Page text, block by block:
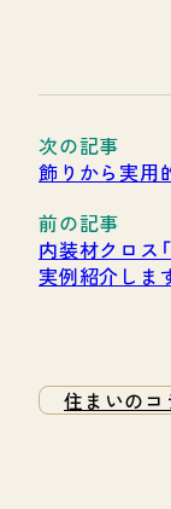
飾りから実用
内装材クロス
実例紹介しま
住まいの